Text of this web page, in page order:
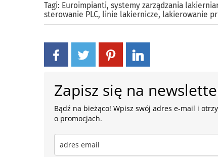
Tagi: Euroimpianti, systemy zarządzania
sterowanie PLC, linie lakiernicze, lakierowanie
Zapisz się na
Bądź na bieżąco! Wpisz swój adres e-mail i
o promocjach.